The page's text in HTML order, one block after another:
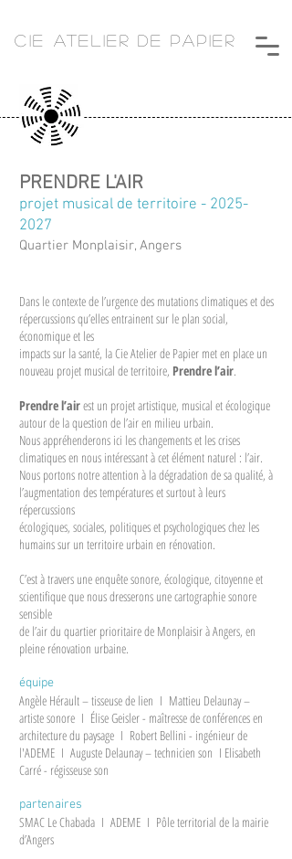
CIE ATELIER DE PAPIER
PRENDRE L'AIR
projet musical de territoire - 2025-
2027
Quartier Monplaisir, Angers
Dans le contexte de l’urgence des mutations climatiques et des
répercussions qu’elles entrainent sur le plan social,
économique et les
impacts sur la santé, la Cie Atelier de Papier met en place un
nouveau projet musical de territoire, Prendre l’air.
Prendre l’airest un projet artistique, musical et écologique
autour de la question de l’air en milieu urbain.
Nous appréhenderons ici les changements et les crises
climatiques en nous intéressant à cet élément naturel : l’air.
Nous portons notre attention à la dégradation de sa qualité, à
l’augmentation des températures et surtout à leurs
répercussions
écologiques, sociales, politiques et psychologiques chez les
humains sur un territoire urbain en rénovation.
C’est à travers une enquête sonore, écologique, citoyenne et
scientifique que nous dresserons une cartographie sonore
sensible
de l’air du quartier prioritaire de Monplaisir à Angers, en
pleine rénovation urbaine.
équipe
Angèle Hérault – tisseuse de lien I Mattieu Delaunay –
artiste sonore I Élise Geisler - maîtresse de conférences en
architecture du paysage I Robert Bellini - ingénieur de
l'ADEME I Auguste Delaunay – technicien son I Elisabeth
Carré - régisseuse son
partenaires
SMAC Le Chabada I ADEME I Pôle territorial de la mairie
d’Angers